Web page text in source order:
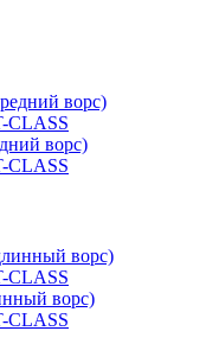
ворс)
CLASS
ворс)
CLASS